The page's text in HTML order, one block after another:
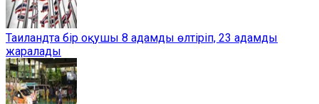
Таиландта бір оқушы 8 адамды өлтіріп, 23 адамды
жаралады